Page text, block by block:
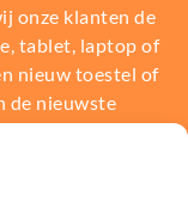
onze klanten de
tablet, laptop of
nieuw toestel of
de nieuwste
het behoud van